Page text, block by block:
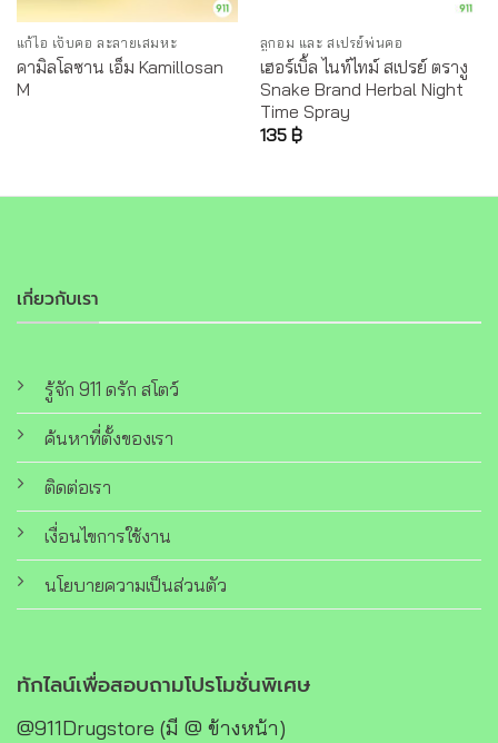
แก้ไอ เจ็บคอ ละลายเสมหะ
คามิลโลซาน เอ็ม Kamillosan
M
ลูกอม และ สเปรย์พ่นคอ
เฮอร์เบิ้ล ไนท์ไทม์ สเปรย์ ตรางู
Snake Brand Herbal Night
Time Spray
135 ฿
เกี่ยวกับเรา
รู้จัก 911 ดรัก สโตว์
ค้นหาที่ตั้งของเรา
ติดต่อเรา
เงื่อนไขการใช้งาน
นโยบายความเป็นส่วนตัว
ทักไลน์เพื่อสอบถามโปรโมชั่นพิเศษ
@911Drugstore (มี @ ข้างหน้า)